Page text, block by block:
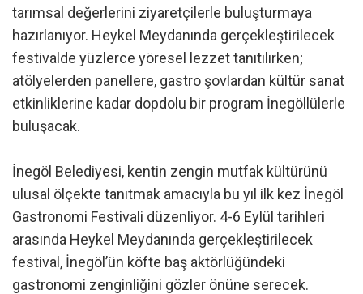
tarımsal değerlerini ziyaretçilerle buluşturmaya
hazırlanıyor. Heykel Meydanında gerçekleştirilecek
festivalde yüzlerce yöresel lezzet tanıtılırken;
atölyelerden panellere, gastro şovlardan kültür sanat
etkinliklerine kadar dopdolu bir program İnegöllülerle
buluşacak.
İnegöl Belediyesi, kentin zengin mutfak kültürünü
ulusal ölçekte tanıtmak amacıyla bu yıl ilk kez İnegöl
Gastronomi Festivali düzenliyor. 4-6 Eylül tarihleri
arasında Heykel Meydanında gerçekleştirilecek
festival, İnegöl’ün köfte baş aktörlüğündeki
gastronomi zenginliğini gözler önüne serecek.